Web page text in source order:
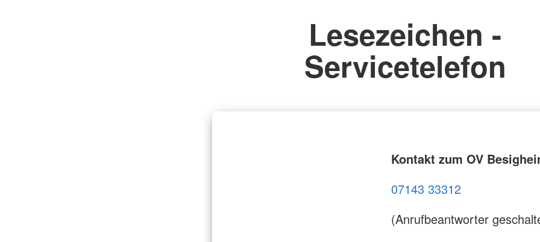
Lesezeichen -
Servicetelefon
Kontakt zum OV
07143 33312
(Anrufbeantworter